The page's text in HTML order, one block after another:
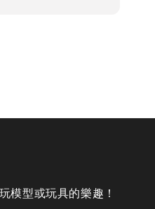
模型或玩具的樂趣！